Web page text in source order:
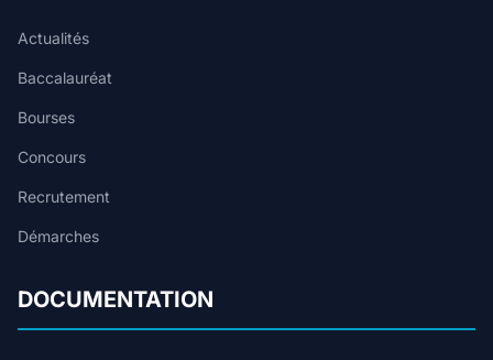
Actualités
Baccalauréat
Bourses
Concours
Recrutement
Démarches
DOCUMENTATION